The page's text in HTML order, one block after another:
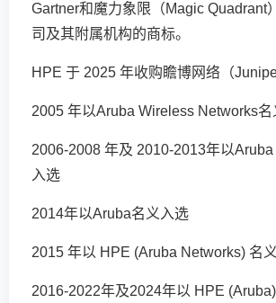
Gartner和魔力象限（Magic Quadrant
司及其附属机构的商标。
HPE 于 2025 年收购瞻博网络（
2005 年以Aruba Wireless Networks名
2006-2008 年及 2010-2013年以
入选
2014年以Aruba名义入选
2015 年以 HPE (Aruba Networks) 名
2016-2022年及2024年以 HPE